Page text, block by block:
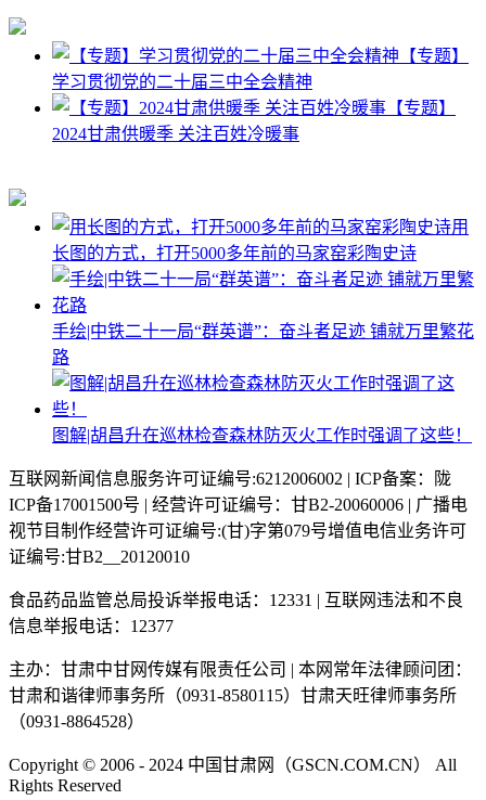
【专题】
学习贯彻党的二十届三中全会精神
【专题】
2024甘肃供暖季 关注百姓冷暖事
用
长图的方式，打开5000多年前的马家窑彩陶史诗
手绘|中铁二十一局“群英谱”：奋斗者足迹 铺就万里繁花
路
图解|胡昌升在巡林检查森林防灭火工作时强调了这些！
互联网新闻信息服务许可证编号:6212006002 | ICP备案：陇
ICP备17001500号 | 经营许可证编号：甘B2-20060006 | 广播电
视节目制作经营许可证编号:(甘)字第079号增值电信业务许可
证编号:甘B2__20120010
食品药品监管总局投诉举报电话：12331 | 互联网违法和不良
信息举报电话：12377
主办：甘肃中甘网传媒有限责任公司 | 本网常年法律顾问团：
甘肃和谐律师事务所（0931-8580115）甘肃天旺律师事务所
（0931-8864528）
Copyright © 2006 - 2024 中国甘肃网（GSCN.COM.CN） All
Rights Reserved